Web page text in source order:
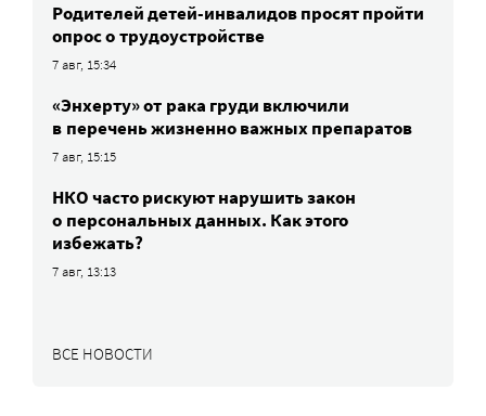
Родителей детей-инвалидов просят пройти
опрос о трудоустройстве
7 авг, 15:34
«Энхерту» от рака груди включили
в перечень жизненно важных препаратов
7 авг, 15:15
НКО часто рискуют нарушить закон
о персональных данных. Как этого
избежать?
7 авг, 13:13
ВСЕ НОВОСТИ